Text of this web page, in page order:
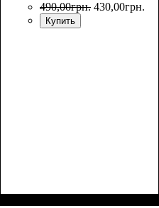
490,00грн. 430,00грн.
Купить